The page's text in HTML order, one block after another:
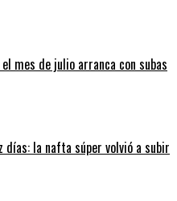
mes de julio arranca con subas
días: la nafta súper volvió a subir